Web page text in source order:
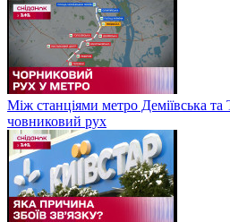
Між станціями метро Деміївська
човниковий рух